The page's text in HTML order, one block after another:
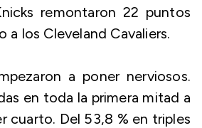
remontaron 22 puntos
a los Cleveland Cavaliers.
a poner nerviosos.
en toda la primera mitad a
cuarto. Del 53,8 % en triples